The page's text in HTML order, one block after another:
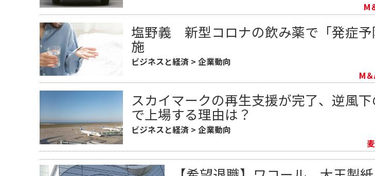
M
塩野義 新型コロナの飲み薬で「発症予
施
ビジネスと経済 >企業動向
M
スカイマークの再生支援が完了、逆風
で上場する理由は？
ビジネスと経済 >企業動向